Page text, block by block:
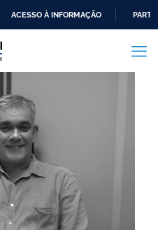
PARA
ACESSO À INFORMAÇÃO